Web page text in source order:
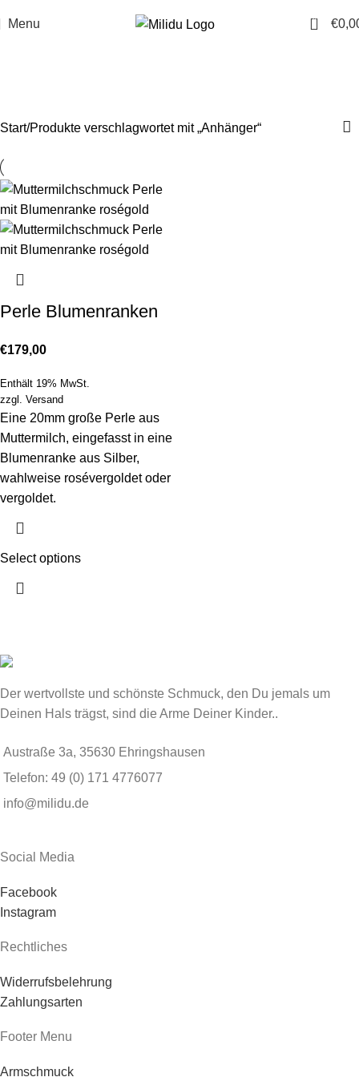
Menu 0 €
Start Produkte verschlagwortet mit „Anhänger“
Perle Blumenranken
€179,00
Enthält 19% MwSt.
zzgl. Versand
Eine 20mm große Perle aus
Muttermilch, eingefasst in eine
Blumenranke aus Silber,
wahlweise rosévergoldet oder
vergoldet.
Select options
Der wertvollste und schönste Schmuck, den Du jemals um
Deinen Hals trägst, sind die Arme Deiner Kinder..
Austraße 3a, 35630 Ehringshausen
Telefon: 49 (0) 171 4776077
info@milidu.de
Social Media
Facebook
Instagram
Rechtliches
Widerrufsbelehrung
Zahlungsarten
Footer Menu
Armschmuck